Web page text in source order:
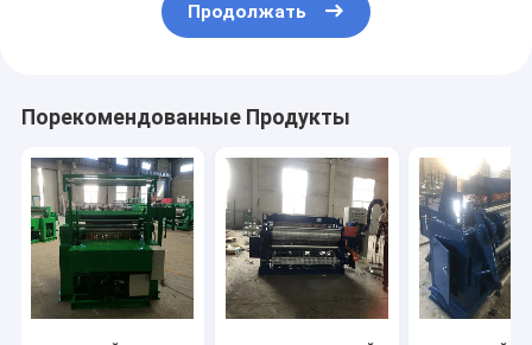
Продолжать
Порекомендованные Продукты